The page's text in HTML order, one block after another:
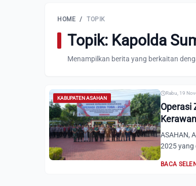
HOME / TOPIK
Topik: Kapolda
Menampilkan berita yang berkaitan
KABUPATEN ASAHAN
Rabu, 19
Operasi
ASAHAN,
2025 yang
BACA